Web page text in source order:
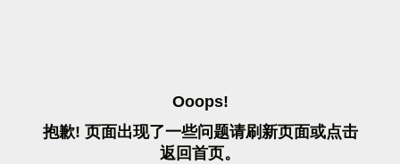
OOOPS!
抱歉! 页面出现了一些问题请刷 新页面或点击
返 回首页。